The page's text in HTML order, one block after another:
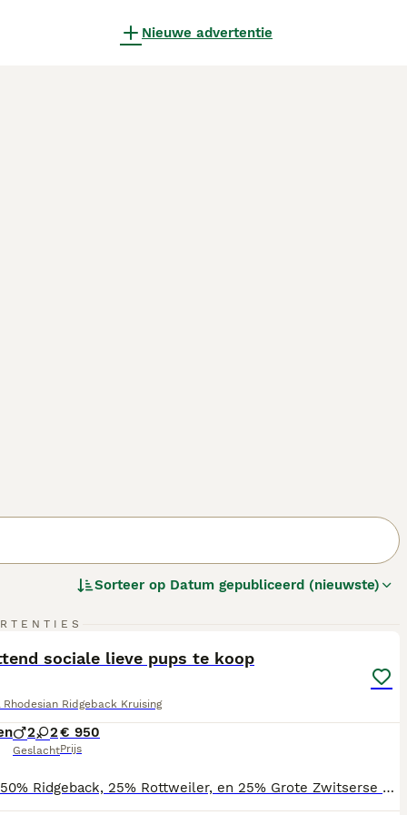
Nieuwe advertentie
Sorteer op Datum gepubliceerd (nieuwste)
sociale lieve pups te koop
Rhodesian Ridgeback Kruising
2 2
Geslacht
€ 950
Prijs
Dir zijn 50% Ridgeback, 25% Rottweiler, en 25% Grote Zwitserse Sennen pups. De pups zijn opgegroeid op de boerderij, ze zijn erg aanhankelijk, komen veel buiten en zijn nu opzoek naar een nieuw huisje. Ook gaan ze af en toe mee naar nieuwe plekken. Ook hier zijn ze niet bang en erg sociaal